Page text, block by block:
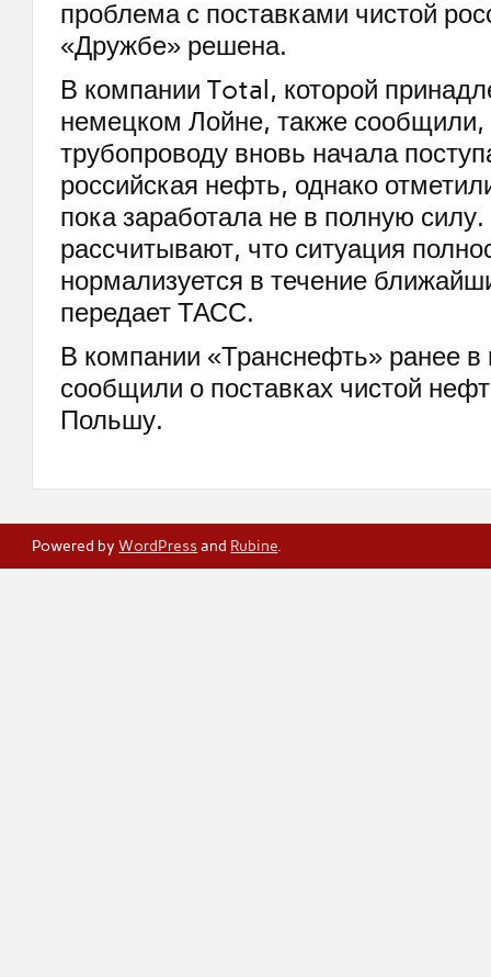
проблема с поставками чистой
«Дружбе» решена.
В компании Total, которой
немецком Лойне, также сообщили,
трубопроводу вновь начала
российская нефть, однако
пока заработала не в полную
рассчитывают, что ситуация
нормализуется в течение
передает ТАСС.
В компании «Транснефть» ранее в
сообщили о поставках чистой
Польшу.
Powered byWordPressand Rubine